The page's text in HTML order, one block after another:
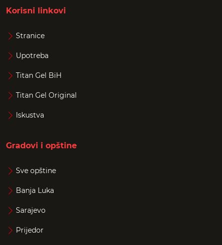
Korisni linkovi
Stranice
Upotreba
Titan Gel BiH
Titan Gel Original
Iskustva
Gradovi i opštine
Sve opštine
Banja Luka
Sarajevo
Prijedor